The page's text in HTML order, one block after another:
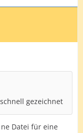
gezeichnet
Datei für eine